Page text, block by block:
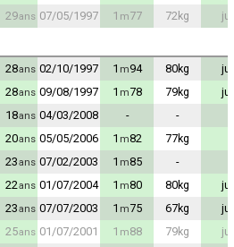
29ans 07/05/1997 1 m77 72kg
28ans 02/10/1997 1 m94 80kg
28ans 09/08/1997 1 m78 79kg
18ans 04/03/2008 - -
20ans 05/05/2006 1 m82 77kg
23ans 07/02/2003 1 m85 -
22ans 01/07/2004 1 m80 80kg
23ans 07/07/2003 1 m75 67kg
25ans 01/07/2001 1 m88 79kg